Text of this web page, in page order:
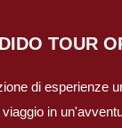
TOUR
di esperienze
in